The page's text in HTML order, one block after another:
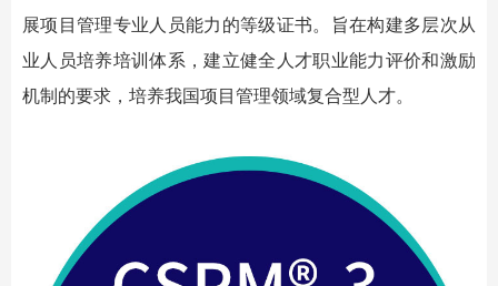
展项目管理专业人员能力的等级证书。旨在构建多层次从
业人员培养培训体系，建立健全人才职业能力评价和激励
机制的要求，培养我国项目管理领域复合型人才。